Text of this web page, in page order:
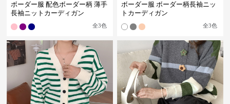
ボーダー服 配色ボーダー柄 薄手
長袖ニットカーディガン
全3色
ボーダー服 ボーダー柄長袖ニッ
トカーディガン
全3色